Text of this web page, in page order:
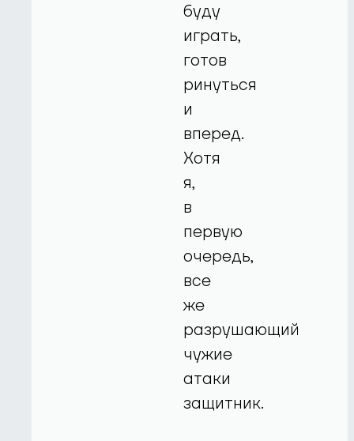
буду
играть,
готов
ринуться
и
вперед.
Хотя
я,
в
первую
очередь,
все
же
разрушающий
чужие
атаки
защитник.